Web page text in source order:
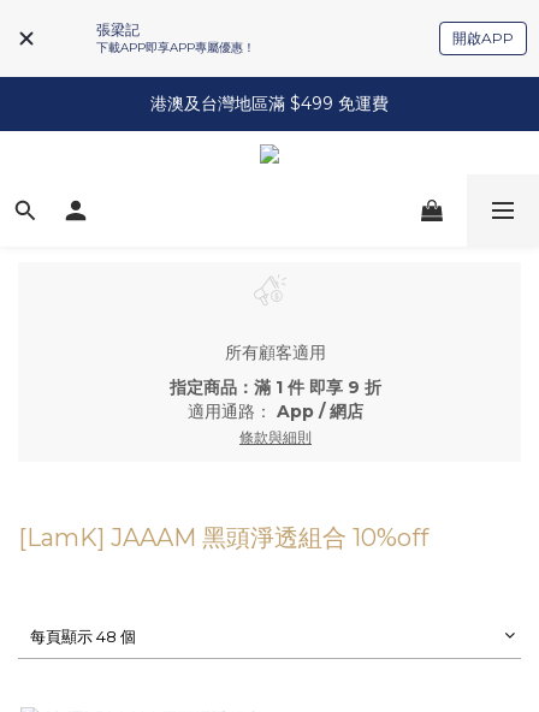
張梁記
下載APP即享APP專屬優惠！
開啟APP
港澳及台灣地區滿 $499 免運費
所有顧客適用
指定商品：滿 1 件 即享 9 折
適用通路： App / 網店
條款與細則
[LamK] JAAAM 黑頭淨透組合 10%off
每頁顯示 48 個